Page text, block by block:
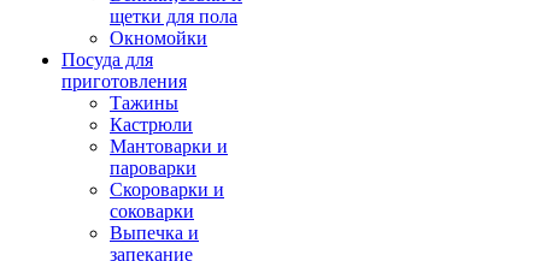
щетки для пола
Окномойки
Посуда для
приготовления
Тажины
Кастрюли
Мантоварки и
пароварки
Скороварки и
соковарки
Выпечка и
запекание